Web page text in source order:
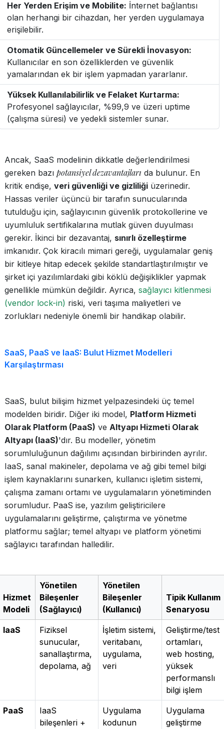
Her Yerden Erişim ve Mobilite: İnternet bağlantısı
olan herhangi bir cihazdan, her yerden uygulamaya
erişilebilir.
Otomatik Güncellemeler ve Sürekli İnovasyon:
Kullanıcılar en son özelliklerden ve güvenlik
yamalarından ek bir işlem yapmadan yararlanır.
Yüksek Kullanılabilirlik ve Felaket Kurtarma:
Profesyonel sağlayıcılar, %99,9 ve üzeri uptime
(çalışma süresi) ve yedekli sistemler sunar.
Ancak, SaaS modelinin dikkatle değerlendirilmesi
gereken bazı potansiyel dezavantajları da bulunur. En
kritik endişe, veri güvenliği ve gizliliği üzerinedir.
Hassas veriler üçüncü bir tarafın sunucularında
tutulduğu için, sağlayıcının güvenlik protokollerine ve
uyumluluk sertifikalarına mutlak güven duyulması
gerekir. İkinci bir dezavantaj, sınırlı özelleştirme
imkanıdır. Çok kiracılı mimari gereği, uygulamalar geniş
bir kitleye hitap edecek şekilde standartlaştırılmıştır ve
şirket içi yazılımlardaki gibi köklü değişiklikler yapmak
genellikle mümkün değildir. Ayrıca, sağlayıcı kitlenmesi
(vendor lock-in) riski, veri taşıma maliyetleri ve
zorlukları nedeniyle önemli bir handikap olabilir.
SaaS, PaaS ve IaaS: Bulut Hizmet Modelleri
Karşılaştırması
SaaS, bulut bilişim hizmet yelpazesindeki üç temel
modelden biridir. Diğer iki model, Platform Hizmeti
Olarak Platform (PaaS) ve Altyapı Hizmeti Olarak
Altyapı (IaaS)'dır. Bu modeller, yönetim
sorumluluğunun dağılımı açısından birbirinden ayrılır.
IaaS, sanal makineler, depolama ve ağ gibi temel bilgi
işlem kaynaklarını sunarken, kullanıcı işletim sistemi,
çalışma zamanı ortamı ve uygulamaların yönetiminden
sorumludur. PaaS ise, yazılım geliştiricilere
uygulamalarını geliştirme, çalıştırma ve yönetme
platformu sağlar; temel altyapı ve platform yönetimi
sağlayıcı tarafından halledilir.
Hizmet
Modeli
Yönetilen
Bileşenler
(Sağlayıcı)
Yönetilen
Bileşenler
(Kullanıcı)
Tipik Kullanım
Senaryosu
IaaS
Fiziksel
sunucular,
sanallaştırma,
depolama, ağ
İşletim sistemi,
veritabanı,
uygulama,
veri
Geliştirme/test
ortamları,
web hosting,
yüksek
performanslı
bilgi işlem
PaaS
IaaS
bileşenleri +
Uygulama
kodunun
Uygulama
geliştirme